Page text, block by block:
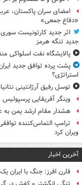
امضای سران پاکستان،
«دفاع جمعی»
اثر جدید کارتونیست
جدید تنگه هرمز
پالایشگاه نفت اسلواکی
پشت پرده توافق جدید
استراتژی؟
توسل رفیق آرژانتینی
وینگر آفریقایی
هشدار مقام ارشد یمن
ترامپ التماس‌کننده
ویران کرد
آخرین اخبار
فارن افرز: جنگ با ایران